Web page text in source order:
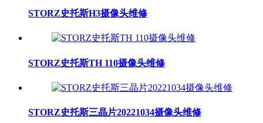
STORZ史托斯H3摄像头维修
STORZ史托斯TH 110摄像头维修
STORZ史托斯三晶片20221034摄像头维修